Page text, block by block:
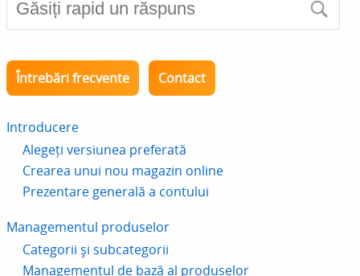
Întrebări frecvente Contact
Introducere
Alegeți versiunea preferată
Crearea unui nou magazin online
Prezentare generală a contului
Managementul produselor
Categorii și subcategorii
Managementul de bază al produselor